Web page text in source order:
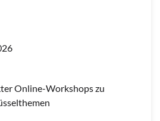
Online-Workshops zu